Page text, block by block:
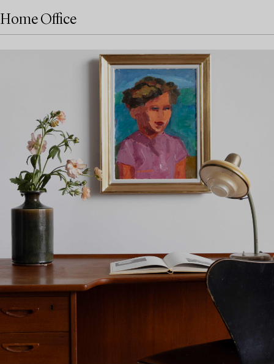
Home Office